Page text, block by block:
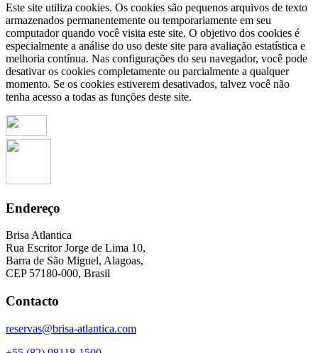
Este site utiliza cookies. Os cookies são pequenos arquivos de texto
armazenados permanentemente ou temporariamente em seu
computador quando você visita este site. O objetivo dos cookies é
especialmente a análise do uso deste site para avaliação estatística e
melhoria contínua. Nas configurações do seu navegador, você pode
desativar os cookies completamente ou parcialmente a qualquer
momento. Se os cookies estiverem desativados, talvez você não
tenha acesso a todas as funções deste site.
Endereço
Brisa Atlantica
Rua Escritor Jorge de Lima 10,
Barra de São Miguel, Alagoas,
CEP 57180-000, Brasil
Contacto
reservas@brisa-atlantica.com